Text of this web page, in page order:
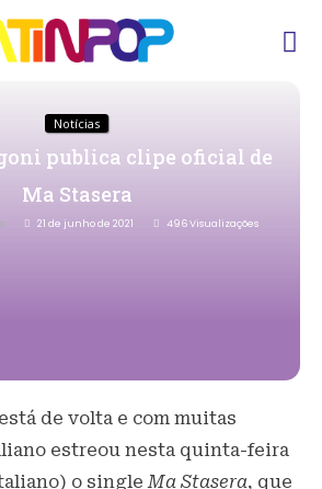
Notícias
publica clipe oficial de
Ma Stasera
21 de junho de 2021 496Visualizações
de volta e com muitas
estreou nesta quinta-feira
o singleMa Stasera, que